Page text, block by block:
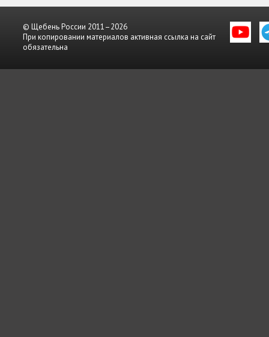
© Щебень России 2011–2026
При копировании материалов активная ссылка на сайт
обязательна